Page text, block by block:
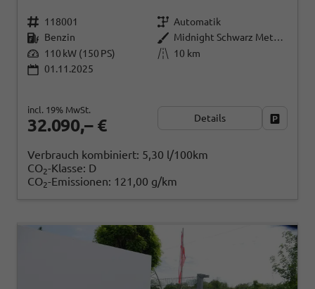
118001
Automatik
Benzin
Midnight Schwarz Metallic
110 kW (150 PS)
10 km
01.11.2025
32.090,– €
incl. 19% MwSt.
Details
Verbrauch kombiniert: 5,30 l/100km
CO2-Klasse: D
CO2-Emissionen: 121,00 g/km